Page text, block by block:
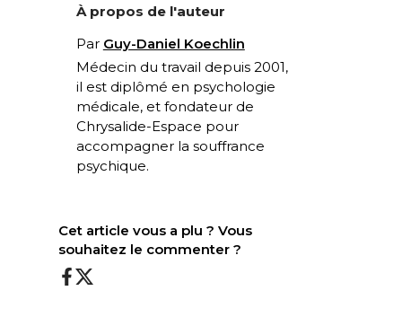
À propos de l'auteur
Par Guy-Daniel Koechlin
Médecin du travail depuis 2001,
il est diplômé en psychologie
médicale, et fondateur de
Chrysalide-Espace pour
accompagner la souffrance
psychique.
Cet article vous a plu ? Vous
souhaitez le commenter ?